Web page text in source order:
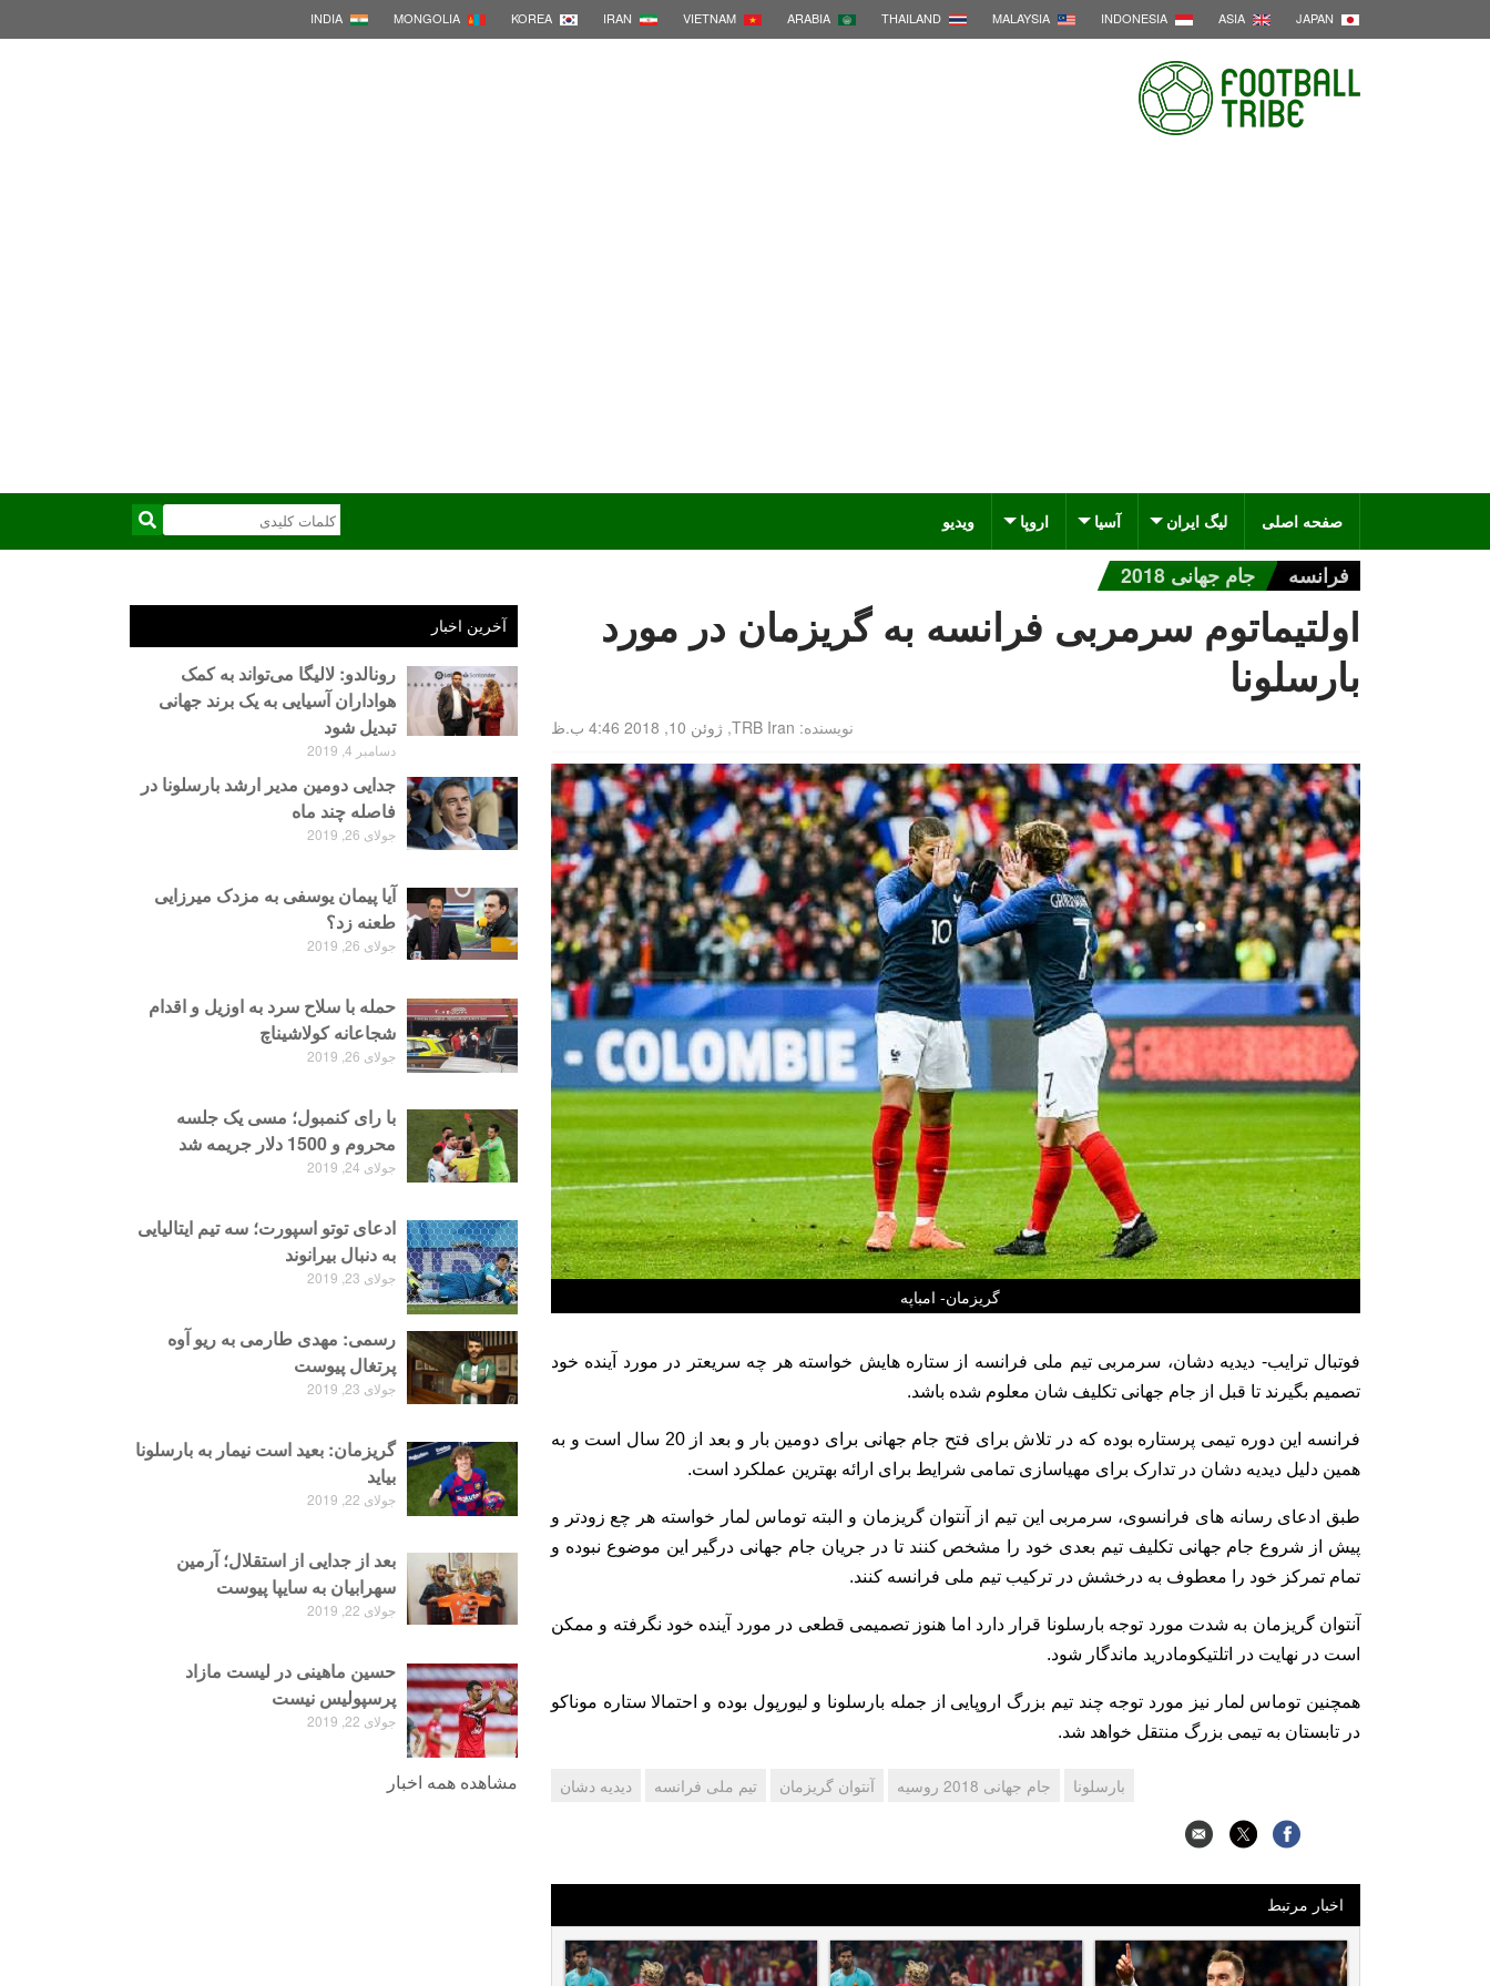
JAPAN
ASIA
INDONESIA
MALAYSIA
THAILAND
ARABIA
VIETNAM
IRAN
KOREA
MONGOLIA
INDIA
صفحه اصلی لیگ ایران آسیا اروپا ویدیو
فرانسه جام جهانی 2018
اولتیماتوم سرمربی فرانسه به گریزمان در مورد
بارسلونا
نویسنده: TRB Iran
, ژوئن 10, 2018 4:46 ب.ظ
گریزمان- امباپه
فوتبال ترایب- دیدیه دشان، سرمربی تیم ملی فرانسه از ستاره هایش خواسته هر چه سریعتر در مورد آینده خود
تصمیم بگیرند تا قبل از جام جهانی تکلیف شان معلوم شده باشد.
فرانسه این دوره تیمی پرستاره بوده که در تلاش برای فتح جام جهانی برای دومین بار و بعد از 20 سال است و به
همین دلیل دیدیه دشان در تدارک برای مهیاسازی تمامی شرایط برای ارائه بهترین عملکرد است.
طبق ادعای رسانه های فرانسوی، سرمربی این تیم از آنتوان گریزمان و البته توماس لمار خواسته هر چع زودتر و
پیش از شروع جام جهانی تکلیف تیم بعدی خود را مشخص کنند تا در جریان جام جهانی درگیر این موضوع نبوده و
تمام تمرکز خود را معطوف به درخشش در ترکیب تیم ملی فرانسه کنند.
آنتوان گریزمان به شدت مورد توجه بارسلونا قرار دارد اما هنوز تصمیمی قطعی در مورد آینده خود نگرفته و ممکن
است در نهایت در اتلتیکومادرید ماندگار شود.
همچنین توماس لمار نیز مورد توجه چند تیم بزرگ اروپایی از جمله بارسلونا و لیورپول بوده و احتمالا ستاره موناکو
در تابستان به تیمی بزرگ منتقل خواهد شد.
بارسلونا جام جهانی 2018 روسیه آنتوان گریزمان تیم ملی فرانسه دیدیه دشان
اخبار مرتبط
آخرین اخبار
رونالدو: لالیگا می‌تواند به کمک
هواداران آسیایی به یک برند جهانی
تبدیل شود
دسامبر 4, 2019
جدایی دومین مدیر ارشد بارسلونا در
فاصله چند ماه
جولای 26, 2019
آیا پیمان یوسفی به مزدک میرزایی
طعنه زد؟
جولای 26, 2019
حمله با سلاح سرد به اوزیل و اقدام
شجاعانه کولاشیناچ
جولای 26, 2019
با رای کنمبول؛ مسی یک جلسه
محروم و 1500 دلار جریمه شد
جولای 24, 2019
ادعای توتو اسپورت؛ سه تیم ایتالیایی
به دنبال بیرانوند
جولای 23, 2019
رسمی: مهدی طارمی به ریو آوه
پرتغال پیوست
جولای 23, 2019
گریزمان: بعید است نیمار به بارسلونا
بیاید
جولای 22, 2019
بعد از جدایی از استقلال؛ آرمین
سهرابیان به سایپا پیوست
جولای 22, 2019
حسین ماهینی در لیست مازاد
پرسپولیس نیست
جولای 22, 2019
مشاهده همه اخبار